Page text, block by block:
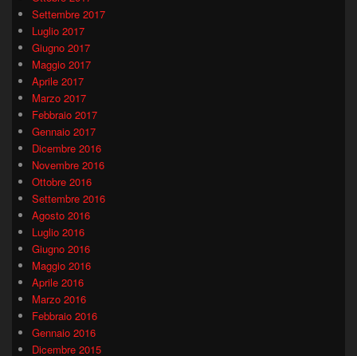
Settembre 2017
Luglio 2017
Giugno 2017
Maggio 2017
Aprile 2017
Marzo 2017
Febbraio 2017
Gennaio 2017
Dicembre 2016
Novembre 2016
Ottobre 2016
Settembre 2016
Agosto 2016
Luglio 2016
Giugno 2016
Maggio 2016
Aprile 2016
Marzo 2016
Febbraio 2016
Gennaio 2016
Dicembre 2015